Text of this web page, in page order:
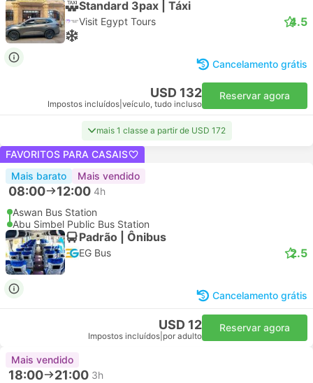
Standard 3pax | Táxi
Visit Egypt Tours 4.5
Cancelamento grátis
USD 132
Impostos incluídos veículo, tudo incluso
Reservar agora
mais 1 classe a partir de USD 172
FAVORITOS PARA CASAIS
Mais barato
Mais vendido
08:00 12:00 4h
Aswan Bus Station
Abu Simbel Public Bus Station
Padrão | Ônibus
EG Bus 2.5
Cancelamento grátis
USD 12
Impostos incluídos por adulto
Reservar agora
Mais vendido
18:00 21:00 3h